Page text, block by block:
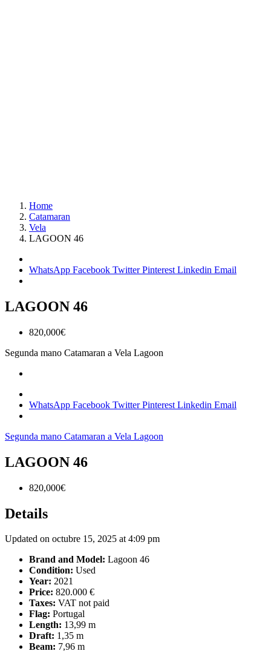
Home
Catamaran
Vela
LAGOON 46
WhatsApp Facebook TwitterPinterest Linkedin Email
LAGOON 46
820,000€
Segunda mano Catamaran a Vela Lagoon
WhatsApp Facebook TwitterPinterest Linkedin Email
Segunda mano Catamaran a Vela Lagoon
LAGOON 46
820,000€
Details
Updated on octubre 15, 2025 at 4:09 pm
Brand and Model: Lagoon 46
Condition: Used
Year: 2021
Price: 820.000 €
Taxes: VAT not paid
Flag: Portugal
Length: 13,99 m
Draft: 1,35 m
Beam: 7,96 m